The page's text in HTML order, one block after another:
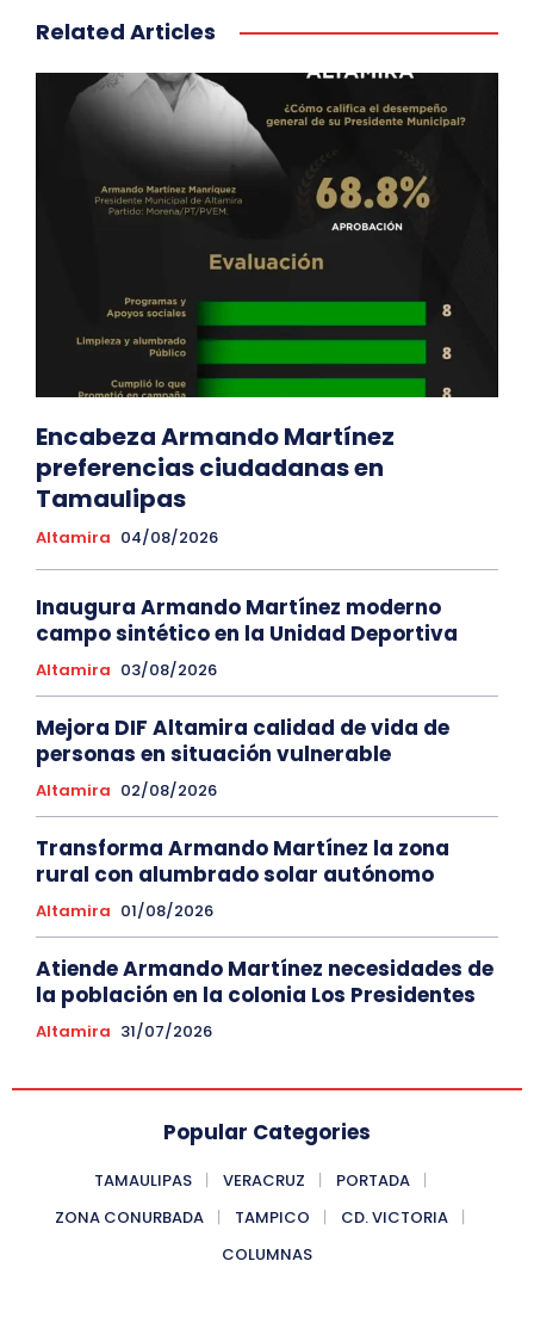
Related Articles
Encabeza Armando Martínez
preferencias ciudadanas en
Tamaulipas
Altamira 04/08/2026
Inaugura Armando Martínez moderno
campo sintético en la Unidad Deportiva
Altamira 03/08/2026
Mejora DIF Altamira calidad de vida de
personas en situación vulnerable
Altamira 02/08/2026
Transforma Armando Martínez la zona
rural con alumbrado solar autónomo
Altamira 01/08/2026
Atiende Armando Martínez necesidades de
la población en la colonia Los Presidentes
Altamira 31/07/2026
Popular Categories
TAMAULIPAS VERACRUZ
PORTADA
ZONA CONURBADA
TAMPICO
CD. VICTORIA
COLUMNAS